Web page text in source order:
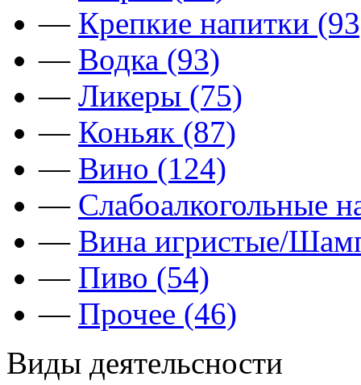
— Крепкие напитки
— Водка (93)
— Ликеры (75)
— Коньяк (87)
— Вино (124)
— Слабоалкогольные
— Вина игристые/
— Пиво (54)
— Прочее (46)
Виды деятельсности